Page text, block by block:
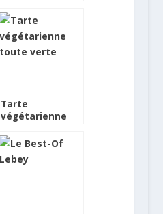
Tarte
végétarienne